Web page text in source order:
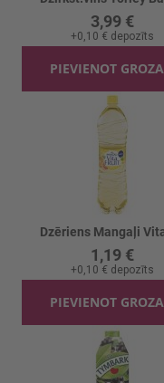
3,99 €
+0,10 € depozīts
PIEVIENOT
1,19 €
+0,10 € depozīts
PIEVIENOT